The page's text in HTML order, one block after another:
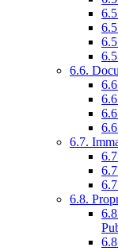
6.6.
6.7.
6.8.